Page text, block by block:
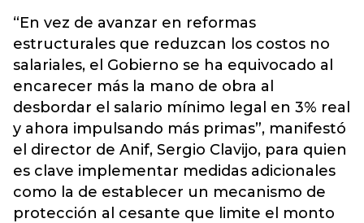
“En vez de avanzar en reformas
estructurales que reduzcan los costos no
salariales, el Gobierno se ha equivocado al
encarecer más la mano de obra al
desbordar el salario mínimo legal en 3% real
y ahora impulsando más primas”, manifestó
el director de Anif, Sergio Clavijo, para quien
es clave implementar medidas adicionales
como la de establecer un mecanismo de
protección al cesante que limite el monto